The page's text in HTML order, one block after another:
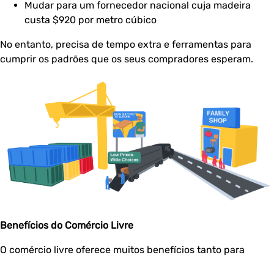
Mudar para um fornecedor nacional cuja madeira
custa $920 por metro cúbico
No entanto, precisa de tempo extra e ferramentas para
cumprir os padrões que os seus compradores esperam.
Benefícios do Comércio Livre
O comércio livre oferece muitos benefícios tanto para